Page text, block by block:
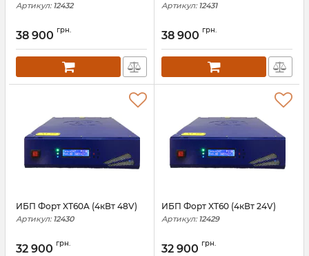
Артикул: 12432
38 900 грн.
Артикул: 12431
38 900 грн.
ИБП Форт XT60A (4кВт 48V)
Артикул: 12430
32 900 грн.
ИБП Форт XT60 (4кВт 24V)
Артикул: 12429
32 900 грн.